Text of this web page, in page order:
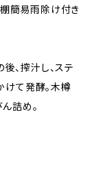
簡易雨除け付き
、搾汁し、ステ
けて発酵。木樽
詰め。